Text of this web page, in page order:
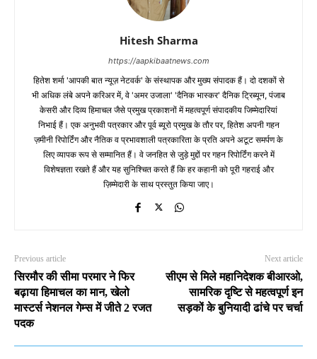
Hitesh Sharma
https://aapkibaatnews.com
हितेश शर्मा 'आपकी बात न्यूज़ नेटवर्क' के संस्थापक और मुख्य संपादक हैं। दो दशकों से
भी अधिक लंबे अपने करिअर में, वे 'अमर उजाला' 'दैनिक भास्कर' दैनिक ट्रिब्यून, पंजाब
केसरी और दिव्य हिमाचल जैसे प्रमुख प्रकाशनों में महत्वपूर्ण संपादकीय जिम्मेदारियां
निभाई हैं। एक अनुभवी पत्रकार और पूर्व ब्यूरो प्रमुख के तौर पर, हितेश अपनी गहन
ज़मीनी रिपोर्टिंग और नैतिक व प्रभावशाली पत्रकारिता के प्रति अपने अटूट समर्पण के
लिए व्यापक रूप से सम्मानित हैं। वे जनहित से जुड़े मुद्दों पर गहन रिपोर्टिंग करने में
विशेषज्ञता रखते हैं और यह सुनिश्चित करते हैं कि हर कहानी को पूरी गहराई और
ज़िम्मेदारी के साथ प्रस्तुत किया जाए।
Previous article
सिरमौर की सीमा परमार ने फिर
बढ़ाया हिमाचल का मान, खेलो
मास्टर्स नेशनल गेम्स में जीते 2 रजत
पदक
Next article
सीएम से मिले महानिदेशक बीआरओ,
सामरिक दृष्टि से महत्वपूर्ण इन
सड़कों के बुनियादी ढांचे पर चर्चा